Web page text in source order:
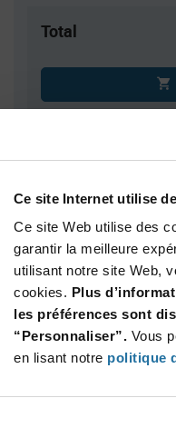
Ce site Internet utilise
Ce site Web utilise des
garantir la meilleure
utilisant notre site Web,
cookies. Plus
les préférences sont
“Personnaliser”. Vous
en lisant notre politique
Total
100
200
250
400
500+
Product
Variant
Emballages disponibles